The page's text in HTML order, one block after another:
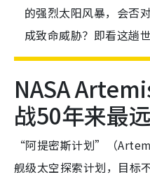
的强烈太阳风暴，会否
成致命威胁？即看这趟
NASA
战50年来最
“阿提密斯计划”（
舰级太空探索计划，目标